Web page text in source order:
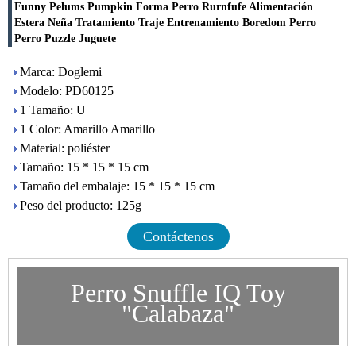
Funny Pelums Pumpkin Forma Perro Rurnfufe Alimentación
Estera Neña Tratamiento Traje Entrenamiento Boredom Perro
Perro Puzzle Juguete
Marca: Doglemi
Modelo: PD60125
1 Tamaño: U
1 Color: Amarillo Amarillo
Material: poliéster
Tamaño: 15 * 15 * 15 cm
Tamaño del embalaje: 15 * 15 * 15 cm
Peso del producto: 125g
Contáctenos
Perro Snuffle IQ Toy
"Calabaza"